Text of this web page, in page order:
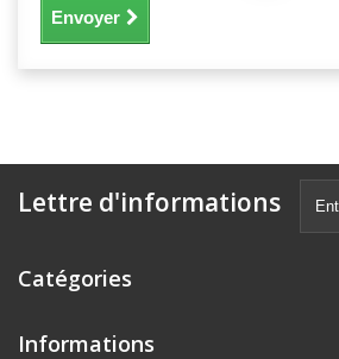
Envoyer
Lettre d'informations
Catégories
Informations